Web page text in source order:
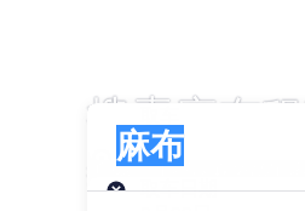
搜索麻布
搜索并比较麻布的
取车
麻布
取车
取车日期